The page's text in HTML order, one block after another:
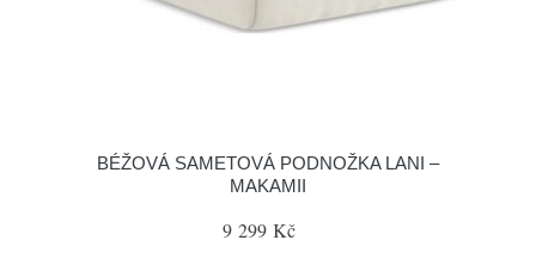
BÉŽOVÁ SAMETOVÁ PODNOŽKA LANI –
MAKAMII
9 299 Kč